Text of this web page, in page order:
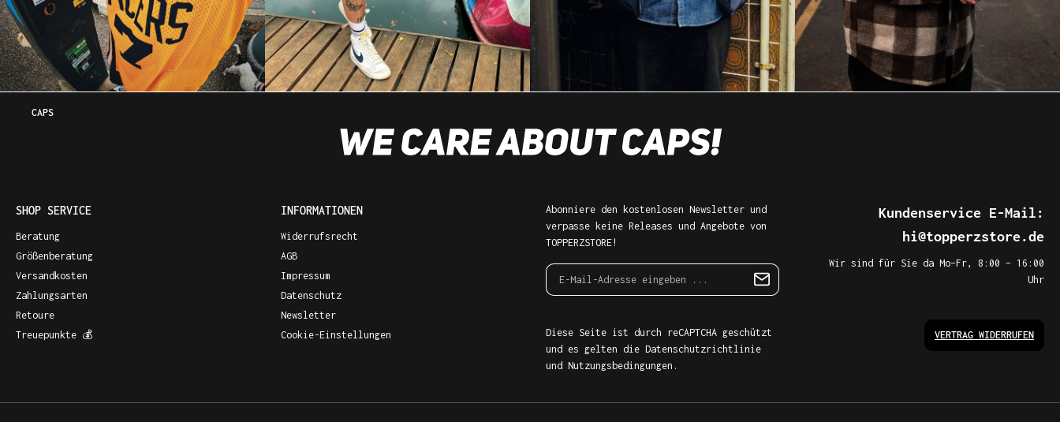
CAPS
SHOP SERVICE
Beratung
Größenberatung
Versandkosten
Zahlungsarten
Retoure
Treuepunkte 💰
INFORMATIONEN
Widerrufsrecht
AGB
Impressum
Datenschutz
Newsletter
Cookie-Einstellungen
Abonniere den kostenlosen Newsletter und
verpasse keine Releases und Angebote von
TOPPERZSTORE!
Diese Seite ist durch reCAPTCHA geschützt
und es gelten die Datenschutzrichtlinie
und Nutzungsbedingungen .
Kundenservice E-Mail:
hi@topperzstore.de
Wir sind für Sie da Mo–Fr, 8:00 – 16:00
Uhr
VERTRAG WIDERRUFEN